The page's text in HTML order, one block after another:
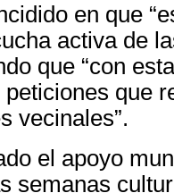
en que
activa de
que “con
que
vecinales”.
el apoyo
semanas